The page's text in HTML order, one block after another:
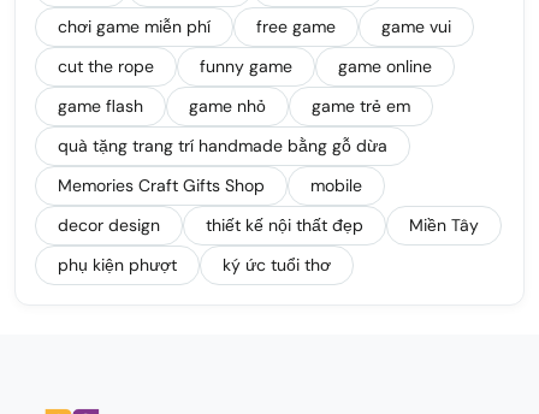
chơi game miễn phí
free game
game vui
cut the rope
funny game
game online
game flash
game nhỏ
game trẻ em
quà tặng trang trí handmade bằng gỗ dừa
Memories Craft Gifts Shop
mobile
decor design
thiết kế nội thất đẹp
Miền Tây
phụ kiện phượt
ký ức tuổi thơ